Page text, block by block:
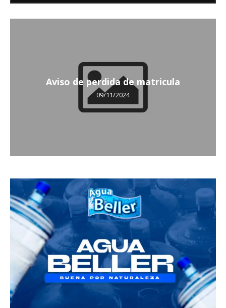
Aviso de perdida de matricula
09/11/2024